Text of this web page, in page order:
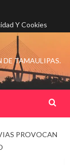
Y Cookies
TAMAULIPAS.
PROVOCAN